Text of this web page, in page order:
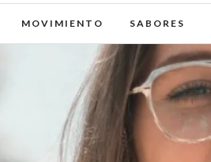
MOVIMIENTO SABORES